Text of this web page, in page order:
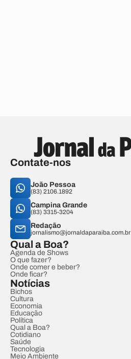
Contate-nos
João Pessoa
(83) 2106.1892
Campina Grande
(83) 3315-3204
Redação
jornalismo@jornaldaparaiba.com.br
Qual a Boa?
Agenda de Shows
O que fazer?
Onde comer e beber?
Onde ficar?
Notícias
Bichos
Cultura
Economia
Educação
Política
Qual a Boa?
Cotidiano
Saúde
Tecnologia
Meio Ambiente